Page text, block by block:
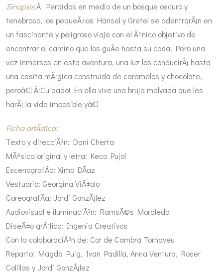
Sinopsis:Â Perdidos en medio de un bosque oscuro y
tenebroso, los pequeÃ±os Hansel y Gretel se adentrarÃ¡n en
un fascinante y peligroso viaje con el Ãºnico objetivo de
encontrar el camino que los guÃ­e hasta su casa. Pero una
vez inmersos en esta aventura, una luz los conducirÃ¡ hasta
una casita mÃ¡gica construida de caramelos y chocolate,
peroâ€¦ Â¡Cuidado! En ella vive una bruja malvada que les
harÃ¡ la vida imposible yâ€¦
Ficha artÃ­stica:
Texto y direcciÃ³n: Dani Cherta
MÃºsica original y letra: Keco Pujol
EscenografÃ­a: Ximo DÃ­az
Vestuario: Georgina ViÃ±olo
CoreografÃ­a: Jordi GonzÃ¡lez
Audiovisual e iluminaciÃ³n: RamsÃ©s Moraleda
DiseÃ±o grÃ¡fico: Ingenia Creativos
Con la colaboraciÃ³n de: Cor de Cambra Tornaveu
Reparto: Magda Puig, Ivan Padilla, Anna Ventura, Roser
Colillas y Jordi GonzÃ¡lez